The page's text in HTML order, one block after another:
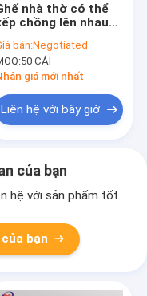
nhà thờ có thể
chồng lên nhau
Ghế đệm
bán:Negotiated
50 CÁI
giá mới nhất
Liên hệ với bây giờ
của bạn
hệ với sản phẩm tốt
bạn